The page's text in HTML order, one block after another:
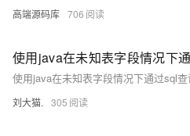
高端源码库 706
使用java在未知表字段情况下
使用java在未知表字段情况下通过sql查
刘大猫. 305